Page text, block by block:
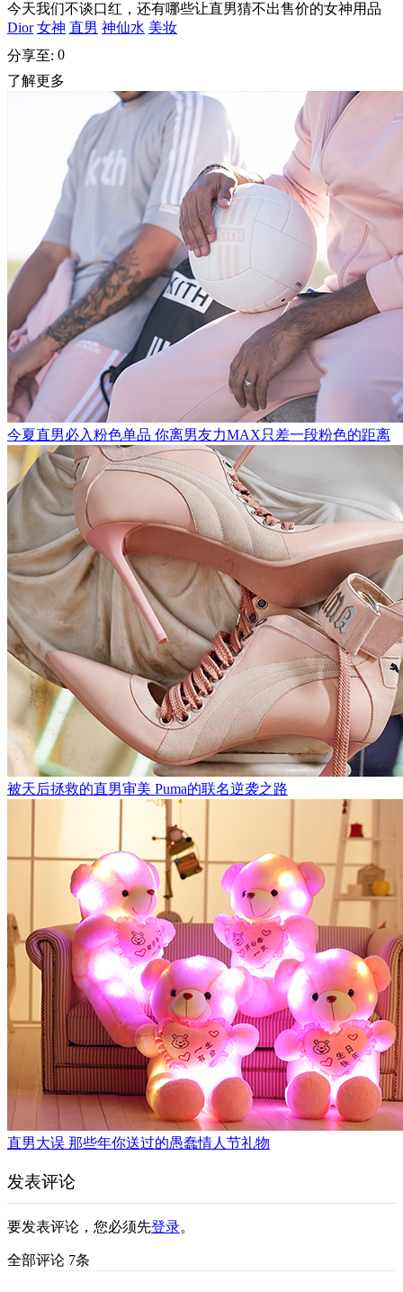
今天我们不谈口红，还有哪些让直男猜不出售价的女神用品
Dior 女神 直男 神仙水 美妆
分享至: 0
了解更多
今夏直男必入粉色单品 你离男友力MAX只差一段粉色的距离
被天后拯救的直男审美 Puma的联名逆袭之路
直男大误 那些年你送过的愚蠢情人节礼物
发表评论
要发表评论，您必须先登录。
全部评论 7条